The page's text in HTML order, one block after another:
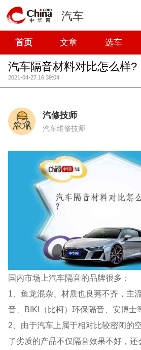
汽车
首页 文章 选车
汽车隔音材料对比怎么样?
2021-04-27 16:39:04
汽修技师
汽车维修技师
国内市场上汽车隔音的品牌很多：
1、鱼龙混杂、材质也良莠不齐，主
音、BIKI（比柯）环保隔音、安博士
2、由于汽车上属于相对比较密闭的
了劣质的产品不仅隔音效果不好，还